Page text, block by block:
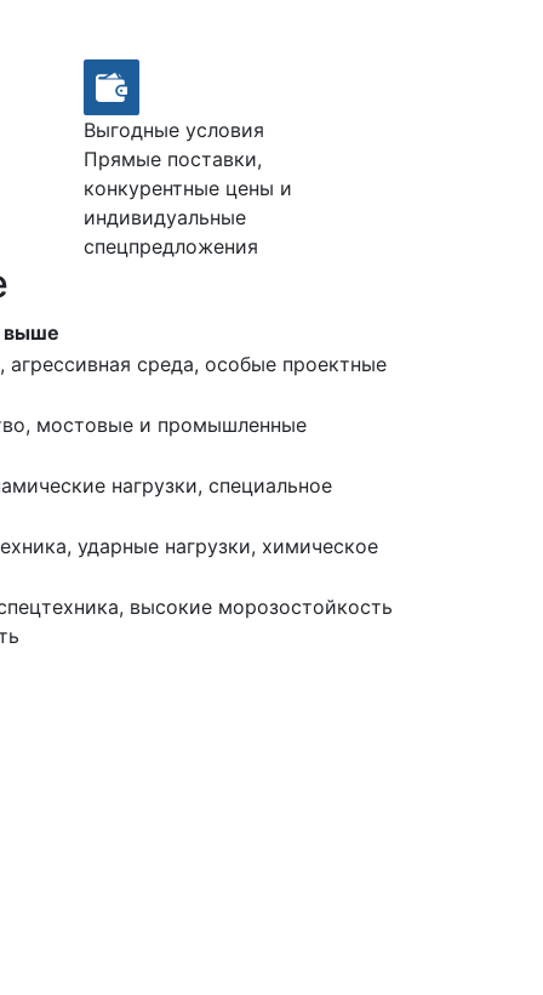
Выгодные условия
Прямые поставки,
конкурентные цены и
индивидуальные
спецпредложения
выше
агрессивная среда, особые проектные
мостовые и промышленные
нагрузки, специальное
ударные нагрузки, химическое
высокие морозостойкость